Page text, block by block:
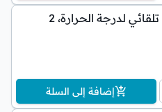
لدرجة الحرارة، 2
إضافة إلى السلة